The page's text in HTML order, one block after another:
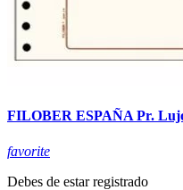
FILOBER ESPAÑA Pr.
favorite
Debes de estar registrado